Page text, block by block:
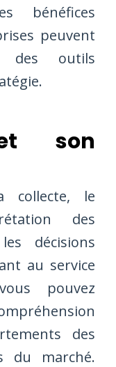
bénéfices
peuvent
des outils
son
collecte, le
des
décisions
au service
pouvez
des
du marché.